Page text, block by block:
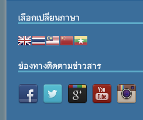
เลือกเปลี่ยนภาษา
ช่องทางติดตามข่าวสาร